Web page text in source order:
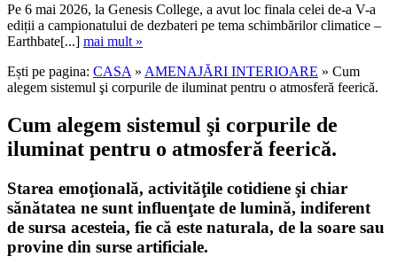
Pe 6 mai 2026, la Genesis College, a avut loc finala celei de-a V-a
ediții a campionatului de dezbateri pe tema schimbărilor climatice –
Earthbate[...] mai mult »
Ești pe pagina: CASA » AMENAJĂRI INTERIOARE » Cum
alegem sistemul şi corpurile de iluminat pentru o atmosferă feerică.
Cum alegem sistemul şi corpurile de
iluminat pentru o atmosferă feerică.
Starea emoţională, activităţile cotidiene şi chiar
sănătatea ne sunt influenţate de lumină, indiferent
de sursa acesteia, fie că este naturala, de la soare sau
provine din surse artificiale.